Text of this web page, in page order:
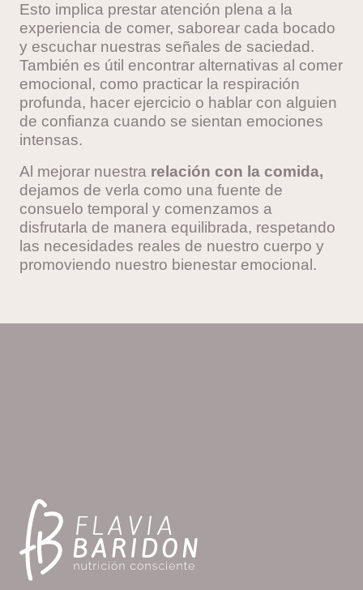
Esto implica prestar atención plena a la
experiencia de comer, saborear cada bocado
y escuchar nuestras señales de saciedad.
También es útil encontrar alternativas al comer
emocional, como practicar la respiración
profunda, hacer ejercicio o hablar con alguien
de confianza cuando se sientan emociones
intensas.
Al mejorar nuestra relación con la comida,
dejamos de verla como una fuente de
consuelo temporal y comenzamos a
disfrutarla de manera equilibrada, respetando
las necesidades reales de nuestro cuerpo y
promoviendo nuestro bienestar emocional.